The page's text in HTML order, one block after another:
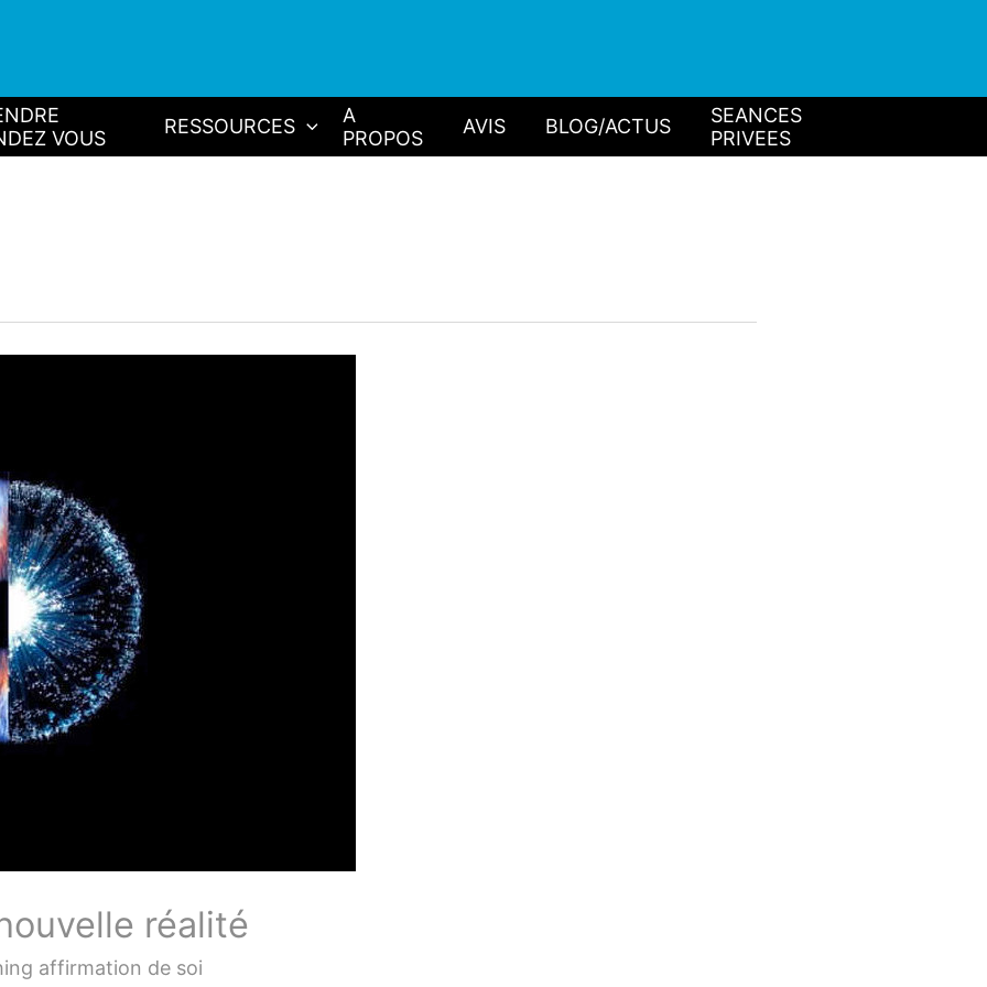
VOUS
RESSOURCES
A
PROPOS
AVIS BLOG/ACTUS
SEANCES
PRIVEES
réalité
affirmation de soi